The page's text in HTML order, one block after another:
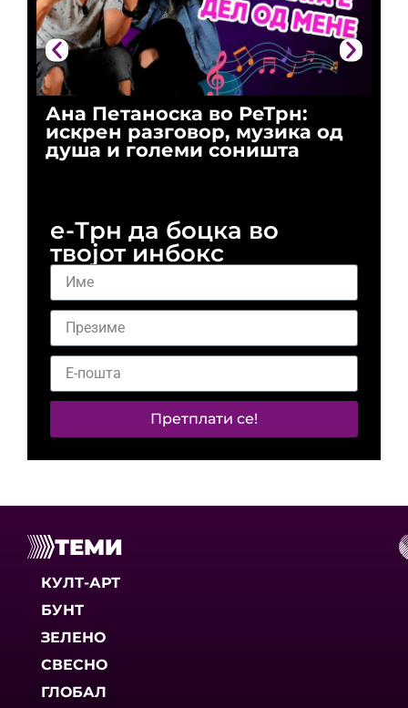
Ана Петаноска во РеТрн:
искрен разговор, музика од
душа и големи соништа
е-Трн да боцка во
твојот инбокс
Претплати се!
ТЕМИ
КУЛТ-АРТ
БУНТ
ЗЕЛЕНО
СВЕСНО
ГЛОБАЛ